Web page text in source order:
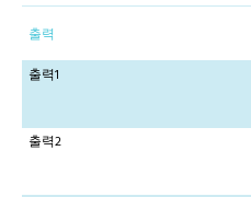
출력
출력1
출력2